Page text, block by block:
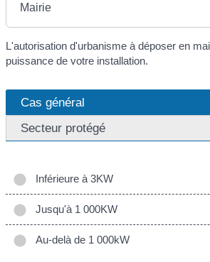
Mairie
L'autorisation d'urbanisme à déposer en
puissance de votre installation.
Cas général
Secteur protégé
Inférieure à 3KW
Jusqu'à 1 000KW
Au-delà de 1 000kW